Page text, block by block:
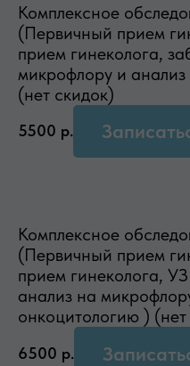
Комплексное
(Первичный прием
прием гинеколога,
микрофлору и
(нет скидок)
5500 р.
Комплексное
(Первичный прием
прием гинеколога,
анализ на
онкоцитологию ) (нет
6500 р.